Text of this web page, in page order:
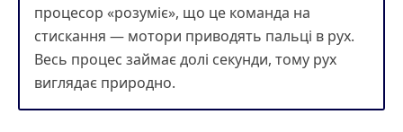
процесор «розуміє», що це команда на
стискання — мотори приводять пальці в рух.
Весь процес займає долі секунди, тому рух
виглядає природно.